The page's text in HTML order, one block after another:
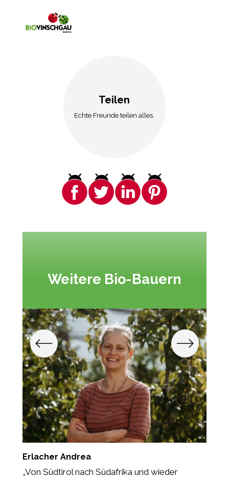
Teilen
Echte Freunde teilen alles.
Weitere Bio-Bauern
Erlacher Andrea
„Von Südtirol nach Südafrika und wieder